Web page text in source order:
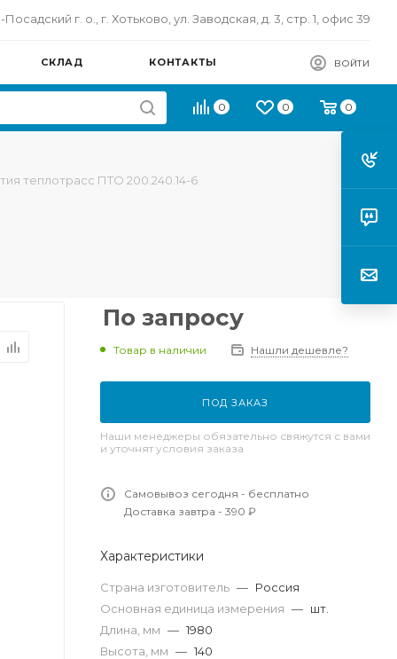
г. о., г. Хотьково, ул. Заводская, д. 3, стр. 1, офис 39
СКЛАД КОНТАКТЫ ВОЙТИ
0 0 0
теплотрасс ПТО 200.240.14-6
По запросу
Товар в наличии Нашли дешевле?
ПОД ЗАКАЗ
Наши менеджеры обязательно свяжутся с вами
и уточнят условия заказа
Самовывоз сегодня - бесплатно
Доставка завтра - 390 ₽
Характеристики
Страна изготовитель — Россия
Основная единица измерения — шт.
Длина, мм — 1980
Высота, мм — 140